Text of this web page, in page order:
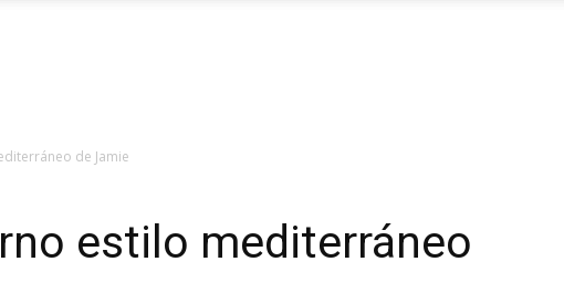
de Jamie
estilo mediterráneo